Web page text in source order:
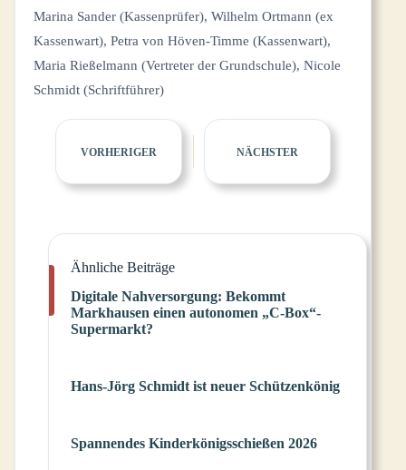
Marina Sander (Kassenprüfer), Wilhelm Ortmann (ex
Kassenwart), Petra von Höven-Timme (Kassenwart),
Maria Rießelmann (Vertreter der Grundschule), Nicole
Schmidt (Schriftführer)
VORHERIGER NÄCHSTER
Ähnliche Beiträge
Digitale Nahversorgung: Bekommt
Markhausen einen autonomen „C-Box“-
Supermarkt?
Hans-Jörg Schmidt ist neuer Schützenkönig
Spannendes Kinderkönigsschießen 2026